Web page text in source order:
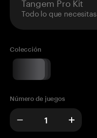
Todo lo que necesitas
Colección
Número de juegos